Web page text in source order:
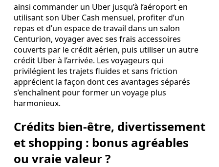
ainsi commander un Uber jusqu’à l’aéroport en
utilisant son Uber Cash mensuel, profiter d’un
repas et d’un espace de travail dans un salon
Centurion, voyager avec ses frais accessoires
couverts par le crédit aérien, puis utiliser un autre
crédit Uber à l’arrivée. Les voyageurs qui
privilégient les trajets fluides et sans friction
apprécient la façon dont ces avantages séparés
s’enchaînent pour former un voyage plus
harmonieux.
Crédits bien‑être, divertissement
et shopping : bonus agréables
ou vraie valeur ?